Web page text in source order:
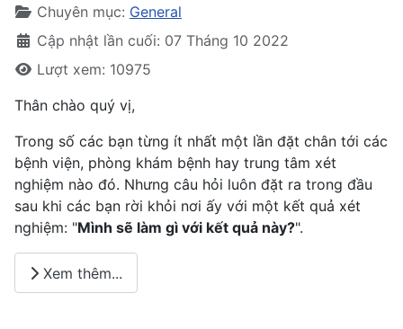
Chuyên mục: General
Cập nhật lần cuối: 07 Tháng 10 2022
Lượt xem: 10975
Thân chào quý vị,
Trong số các bạn từng ít nhất một lần đặt chân tới các
bệnh viện, phòng khám bệnh hay trung tâm xét
nghiệm nào đó. Nhưng câu hỏi luôn đặt ra trong đầu
sau khi các bạn rời khỏi nơi ấy với một kết quả xét
nghiệm: "Mình sẽ làm gì với kết quả này?".
Xem thêm...